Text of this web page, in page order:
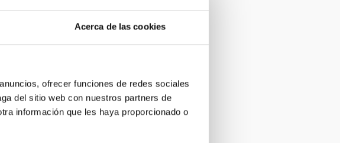
Acerca de las cookies
ofrecer funciones de redes sociales
del sitio web con nuestros partners de
información que les haya proporcionado o
del